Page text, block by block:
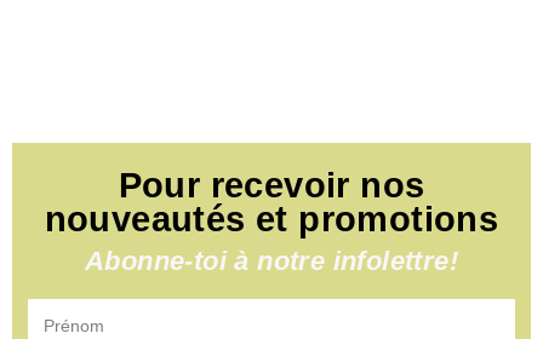
Pour recevoir nos
nouveautés et promotions
Abonne-toi à notre infolettre!